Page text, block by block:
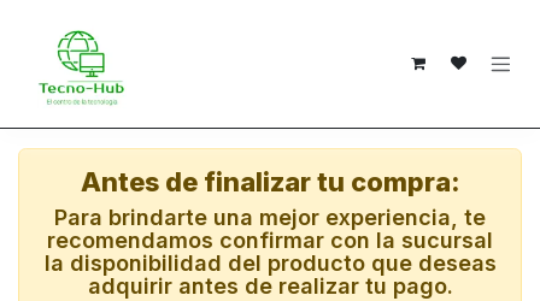
Antes de finalizar tu compra:
Para brindarte una mejor experiencia, te
recomendamos confirmar con la sucursal
la disponibilidad del producto que deseas
adquirir antes de realizar tu pago.